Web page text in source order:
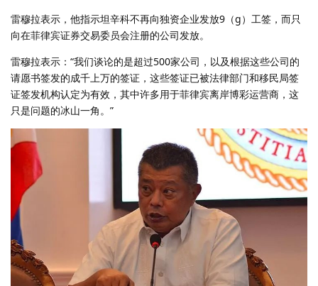
雷穆拉表示，他指示坦辛科不再向独资企业发放9（g）工签，而只
向在菲律宾证券交易委员会注册的公司发放。
雷穆拉表示：“我们谈论的是超过500家公司，以及根据这些公司的
请愿书签发的成千上万的签证，这些签证已被法律部门和移民局签
证签发机构认定为有效，其中许多用于菲律宾离岸博彩运营商，这
只是问题的冰山一角。”